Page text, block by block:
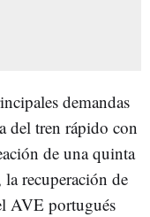
demandas
del tren rápido con
de una quinta
recuperación de
AVE portugués